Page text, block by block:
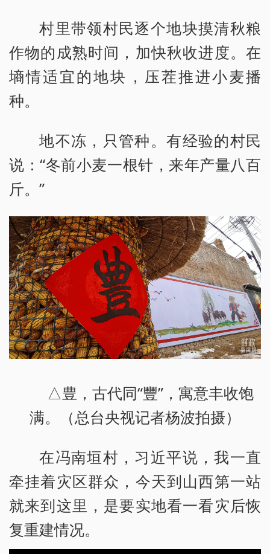
村里带领村民逐个地块摸清秋粮
作物的成熟时间，加快秋收进度。在
墒情适宜的地块，压茬推进小麦播
种。
地不冻，只管种。有经验的村民
说：“冬前小麦一根针，来年产量八百
斤。”
△豊，古代同“豐”，寓意丰收饱
满。（总台央视记者杨波拍摄）
在冯南垣村，习近平说，我一直
牵挂着灾区群众，今天到山西第一站
就来到这里，是要实地看一看灾后恢
复重建情况。